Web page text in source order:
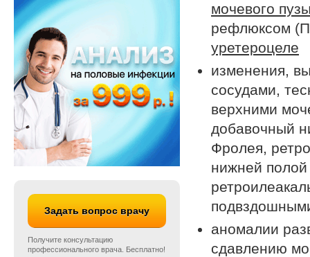
Задать вопрос врачу
Получите консультацию
профессионального врача. Бесплатно!
мочевого
рефлюксом
уретероцеле
изменения,
сосудами,
верхними
добавочный
Фролея,
нижней
аномалии
сдавлению